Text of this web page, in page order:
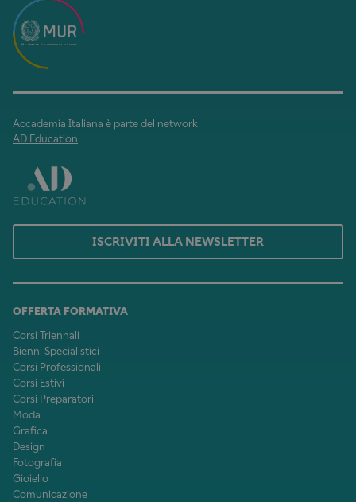
Accademia Italiana è parte del network
AD Education
ISCRIVITI ALLA NEWSLETTER
OFFERTA FORMATIVA
Corsi Triennali
Bienni Specialistici
Corsi Professionali
Corsi Estivi
Corsi Preparatori
Moda
Grafica
Design
Fotografia
Gioiello
Comunicazione